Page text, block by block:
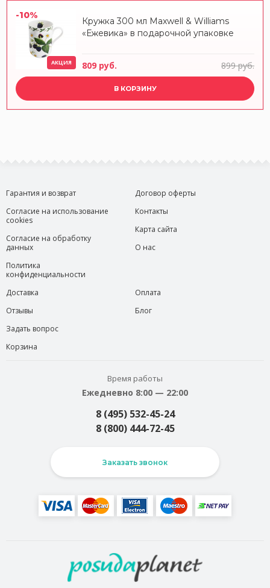
-10%
АКЦИЯ
Кружка 300 мл Maxwell & Williams
«Ежевика» в подарочной упаковке
809 руб. 899 руб.
В КОРЗИНУ
Гарантия и возврат
Согласие на использование
cookies
Согласие на обработку
данных
Политика
конфиденциальности
Договор оферты
Контакты
Карта сайта
О нас
Доставка
Отзывы
Задать вопрос
Корзина
Оплата
Блог
Время работы
Ежедневно 8:00 — 22:00
8 (495) 532-45-24
8 (800) 444-72-45
Заказать звонок